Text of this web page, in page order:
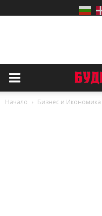
Начало Бизнес и Икономика